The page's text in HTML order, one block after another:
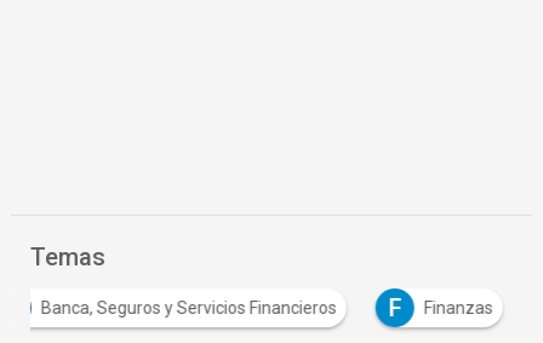
Temas
Banca, Seguros y Servicios Financieros F Finanzas